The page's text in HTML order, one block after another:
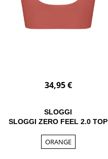
34,95 €
SLOGGI
SLOGGI ZERO FEEL 2.0 TOP
ORANGE